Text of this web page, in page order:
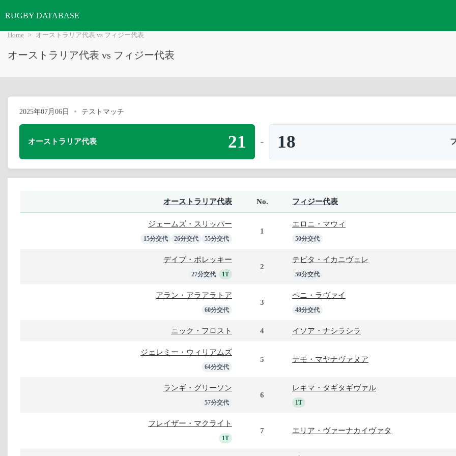
RUGBY DATABASE
Home オーストラリア代表 vs フィジー代表
オーストラリア代表 vs フィジー代表
2025年07月06日 テストマッチ
オーストラリア代表 21 - 18
オーストラリア代表 No. フィジー代表
ジェームズ・スリッパー
15分交代 26分交代 55分交代
1
エロニ・マウィ
50分交代
デイブ・ポレッキー
27分交代 1T
2
テビタ・イカニヴェレ
50分交代
アラン・アラアラトア
60分交代
3
ペニ・ラヴァイ
48分交代
ニック・フロスト 4 イソア・ナシラシラ
ジェレミー・ウィリアムズ
64分交代
5 テモ・マヤナヴァヌア
ランギ・グリーソン
57分交代
6
レキマ・タギタギヴァル
1T
フレイザー・マクライト
1T
7 エリア・ヴァーナカイヴァタ